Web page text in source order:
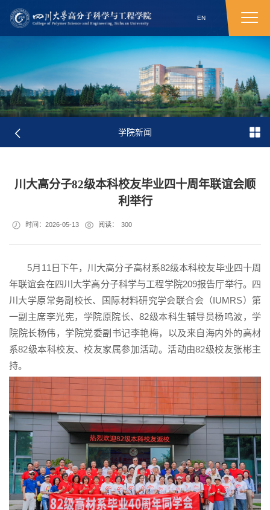
EN
学院新闻
川大高分子82级本科校友毕业四十周年联谊会顺
利举行
时间：2026-05-13 阅读： 300
5月11日下午，川大高分子高材系82级本科校友毕业四十周
年联谊会在四川大学高分子科学与工程学院209报告厅举行。四
川大学原常务副校长、国际材料研究学会联合会（IUMRS）第
一副主席李光宪，学院原院长、82级本科生辅导员杨鸣波，学
院院长杨伟，学院党委副书记李艳梅，以及来自海内外的高材
系82级本科校友、校友家属参加活动。活动由82级校友张彬主
持。